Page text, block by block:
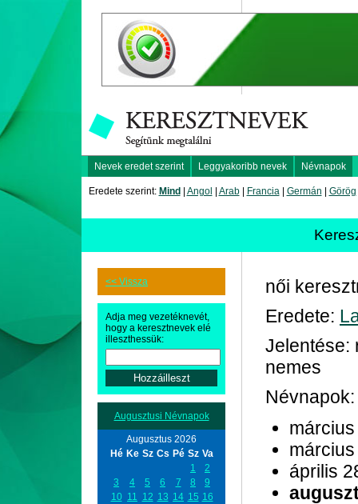
Nevek eredet szerint Leggyakoribb nevek Névnapok
Eredete szerint: Mind Angol Arab| Francia| Germán Görög
<< Vissza
Adja meg vezetéknevét,
hogy a keresztnevek elé
illeszthessük:
Augusztusi Névnapok
Augusztus 2026
Hé Ke Sz Cs Pé Sz Va
1
2
3
4 5 6 7 8
9
10 11 12 13 14 15 16
női
Eredete:
Jelentése:
nemes
Névnapok:
április